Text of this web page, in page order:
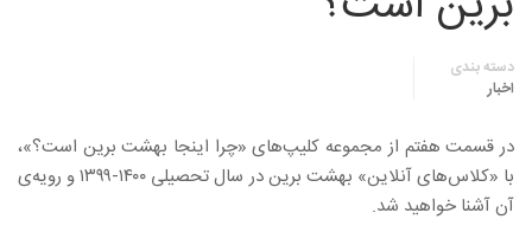
دسته بندی
اخبار
در قسمت هفتم از مجموعه کلیپ‌های «چرا اینجا بهشت برین است؟»،
با «کلاس‌های آنلاین» بهشت برین در سال تحصیلی ۱۴۰۰-۱۳۹۹ و رویه‌ی
آن آشنا خواهید شد.